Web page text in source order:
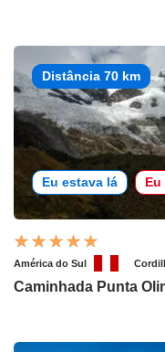
Distância 70 km
Eu estava lá
América do Sul
Caminhada Punta